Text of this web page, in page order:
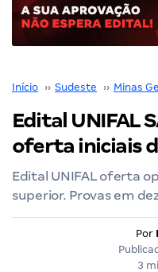
Início ›› Sudeste ›› Minas
Edital UNIFAL
oferta iniciais
Edital UNIFAL oferta
superior. Provas em
Por
3